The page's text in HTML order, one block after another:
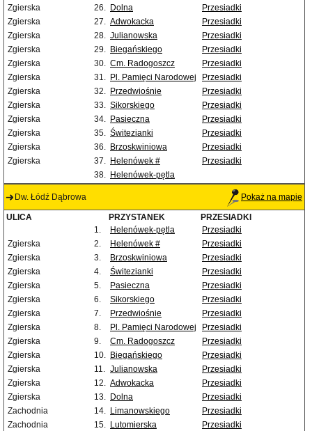
Zgierska
26. Dolna
Przesiadki
Zgierska
27. Adwokacka
Przesiadki
Zgierska
28. Julianowska
Przesiadki
Zgierska
29. Biegańskiego
Przesiadki
Zgierska
30. Cm. Radogoszcz
Przesiadki
Zgierska
31. Pl. Pamięci Narodowej
Przesiadki
Zgierska
32. Przedwiośnie
Przesiadki
Zgierska
33. Sikorskiego
Przesiadki
Zgierska
34. Pasieczna
Przesiadki
Zgierska
35. Świtezianki
Przesiadki
Zgierska
36. Brzoskwiniowa
Przesiadki
Zgierska
37. Helenówek #
Przesiadki
38. Helenówek-pętla
Dw. Łódź Dąbrowa Pokaż na mapie
ULICA PRZYSTANEK
PRZESIADKI
1.
Helenówek-pętla
Przesiadki
Zgierska
2. Helenówek #
Przesiadki
Zgierska
3. Brzoskwiniowa
Przesiadki
Zgierska
4. Świtezianki
Przesiadki
Zgierska
5. Pasieczna
Przesiadki
Zgierska
6. Sikorskiego
Przesiadki
Zgierska
7. Przedwiośnie
Przesiadki
Zgierska
8. Pl. Pamięci Narodowej
Przesiadki
Zgierska
9. Cm. Radogoszcz
Przesiadki
Zgierska
10. Biegańskiego
Przesiadki
Zgierska
11. Julianowska
Przesiadki
Zgierska
12. Adwokacka
Przesiadki
Zgierska
13. Dolna
Przesiadki
Zachodnia
14. Limanowskiego
Przesiadki
Zachodnia
15. Lutomierska
Przesiadki